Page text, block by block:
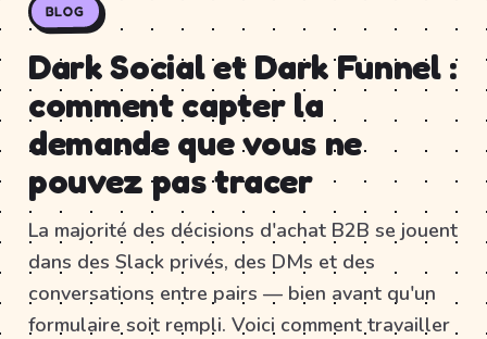
BLOG
Dark Social et Dark Funnel :
comment capter la
demande que vous ne
pouvez pas tracer
La majorité des décisions d'achat B2B se jouent
dans des Slack privés, des DMs et des
conversations entre pairs — bien avant qu'un
formulaire soit rempli. Voici comment travailler